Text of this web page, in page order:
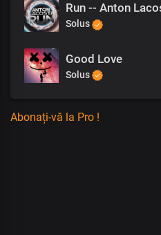
Run -- Anton
Solus
Good Love
Solus
Abonați-vă la Pro !